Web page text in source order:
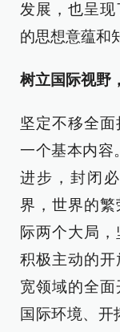
发展，也呈
的思想意蕴和
树立国际视野
坚定不移全
一个基本内容
进步，封闭
界，世界的繁
际两个大局
积极主动的开
宽领域的全
国际环境、开